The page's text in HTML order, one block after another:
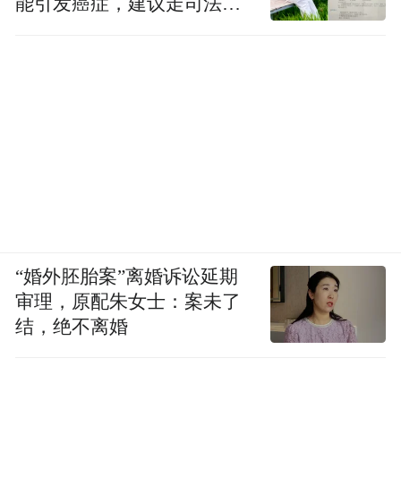
能引发癌症，建议走司法途
“婚外胚胎案”离婚诉讼延期
审理，原配朱女士：案未了
结，绝不离婚